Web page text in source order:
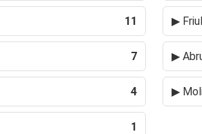
11 ▶
7 ▶
4 ▶
1